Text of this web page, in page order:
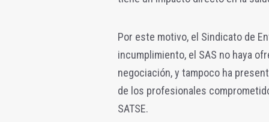
Por este motivo, el Sindicato de
incumplimiento, el SAS no haya
negociación, y tampoco ha
de los profesionales
SATSE.